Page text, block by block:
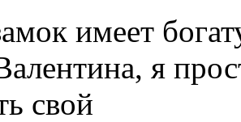
имеет
я
свой